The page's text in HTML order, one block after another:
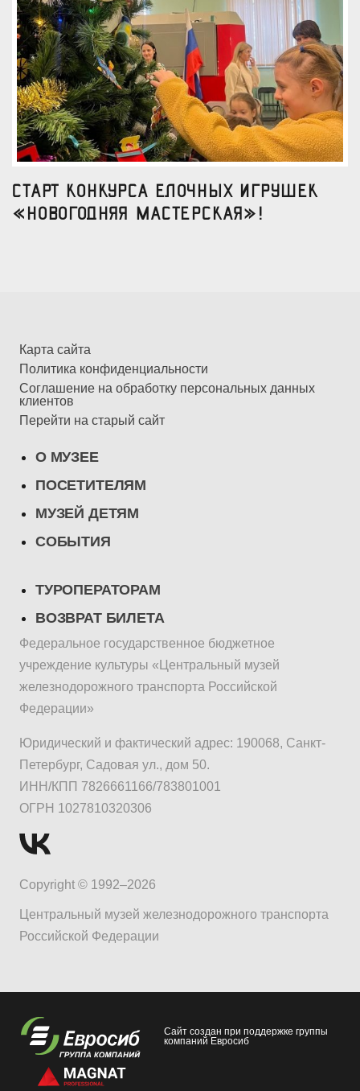
Старт конкурса елочных игрушек
«Новогодняя мастерская»!
Карта сайта
Политика конфиденциальности
Соглашение на обработку персональных данных
клиентов
Перейти на старый сайт
О МУЗЕЕ
ПОСЕТИТЕЛЯМ
МУЗЕЙ ДЕТЯМ
СОБЫТИЯ
ТУРОПЕРАТОРАМ
ВОЗВРАТ БИЛЕТА
Федеральное государственное бюджетное
учреждение культуры «Центральный музей
железнодорожного транспорта Российской
Федерации»
Юридический и фактический адрес: 190068, Санкт-
Петербург, Садовая ул., дом 50.
ИНН/КПП 7826661166/783801001
ОГРН 1027810320306
Copyright © 1992–2026
Центральный музей железнодорожного транспорта
Российской Федерации
Сайт создан при поддержке группы
компаний Евросиб